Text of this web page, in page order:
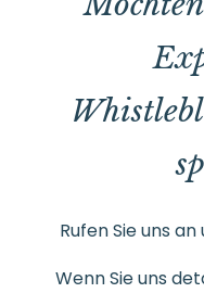
Rufen Sie uns
Wenn Sie uns